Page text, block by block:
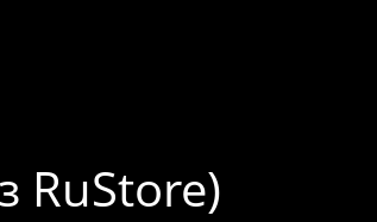
RuStore)